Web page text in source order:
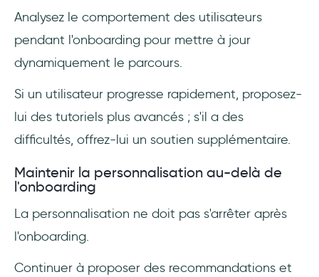
Analysez le comportement des utilisateurs
pendant l'onboarding pour mettre à jour
dynamiquement le parcours.
Si un utilisateur progresse rapidement, proposez-
lui des tutoriels plus avancés ; s'il a des
difficultés, offrez-lui un soutien supplémentaire.
Maintenir la personnalisation au-delà de
l'onboarding
La personnalisation ne doit pas s'arrêter après
l'onboarding.
Continuer à proposer des recommandations et